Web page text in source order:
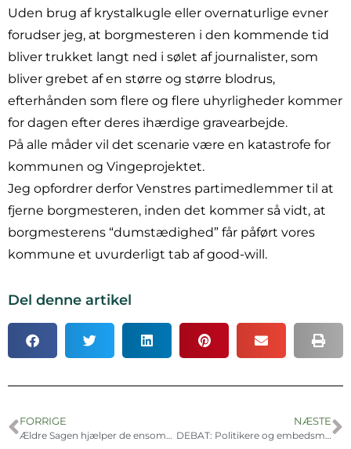
Uden brug af krystalkugle eller overnaturlige evner
forudser jeg, at borgmesteren i den kommende tid
bliver trukket langt ned i sølet af journalister, som
bliver grebet af en større og større blodrus,
efterhånden som flere og flere uhyrligheder kommer
for dagen efter deres ihærdige gravearbejde.
På alle måder vil det scenarie være en katastrofe for
kommunen og Vingeprojektet.
Jeg opfordrer derfor Venstres partimedlemmer til at
fjerne borgmesteren, inden det kommer så vidt, at
borgmesterens “dumstædighed” får påført vores
kommune et uvurderligt tab af good-will.
Del denne artikel
FORRIGE
Ældre Sagen hjælper de ensomme
NÆSTE
DEBAT: Politikere og embedsmænd frikender sig selv for Vinge